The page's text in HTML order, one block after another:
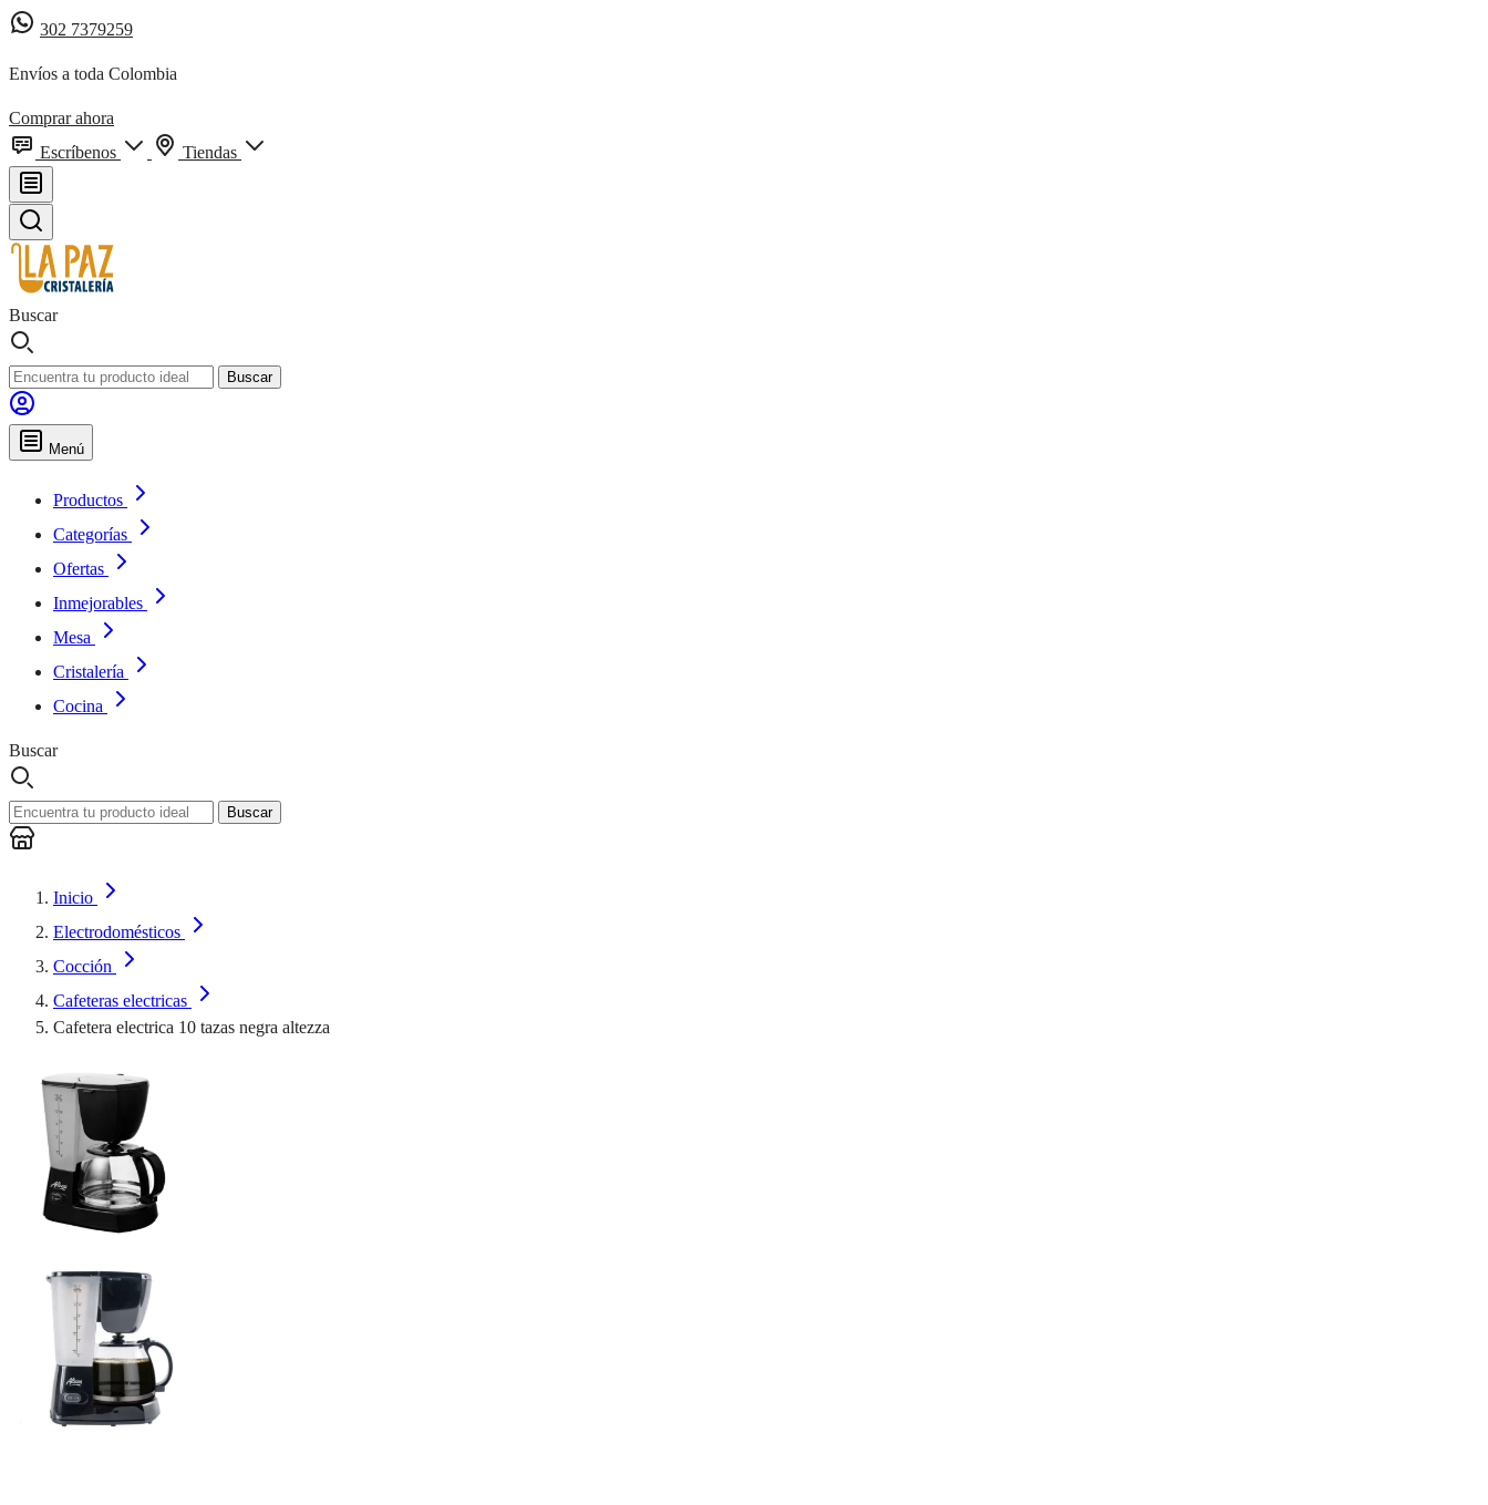
302 7379259
Envíos a toda Colombia
Comprar ahora
Escríbenos
Tiendas
Buscar
Buscar
Menú
Productos
Categorías
Ofertas
Inmejorables
Mesa
Cristalería
Cocina
Buscar
Buscar
Inicio
Electrodomésticos
Cocción
Cafeteras electricas
Cafetera electrica 10 tazas negra altezza